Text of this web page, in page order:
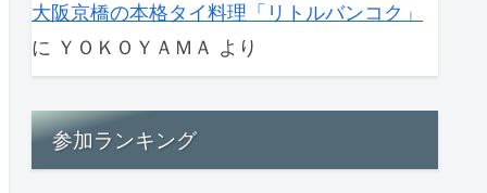
大阪京橋の本格タイ料理「リトルバンコク」
に ＹＯＫＯＹＡＭＡ より
参加ランキング